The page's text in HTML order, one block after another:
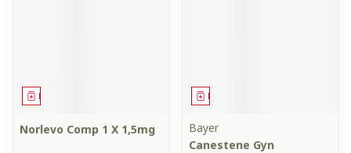
Médicament
Norlevo Comp 1 X 1,5mg
Médicament
Bayer
Canestene Gyn